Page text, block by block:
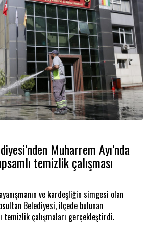
Muharrem Ayı’nda
temizlik çalışması
ve kardeşliğin simgesi olan
Belediyesi, ilçede bulunan
temizlik çalışmaları gerçekleştirdi.